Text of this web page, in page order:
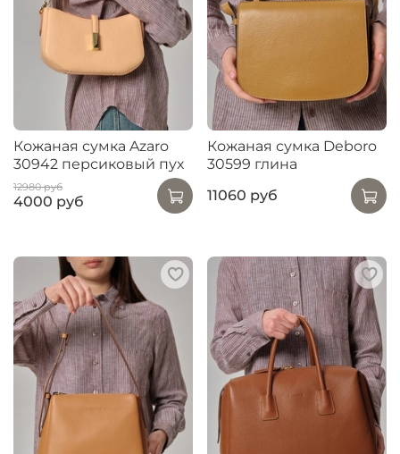
Кожаная сумка Azaro
30942 персиковый пух
12980 руб
4000 руб
Кожаная сумка Deboro
30599 глина
11060 руб